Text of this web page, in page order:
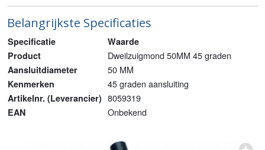
Belangrijkste Specificaties
Specificatie
Waarde
Product
Dweilzuigmond 50MM 45 graden
Aansluitdiameter 50 MM
Kenmerken 45 graden aansluiting
Artikelnr. (Leverancier) 8059319
EAN Onbekend